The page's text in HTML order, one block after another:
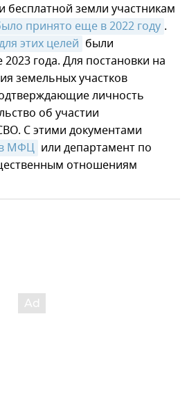
земли участникам
принято еще в 2022 году .
этих целей были
года. Для постановки на
земельных участков
личность
об участии
С этими документами
в МФЦ или департамент по
отношениям